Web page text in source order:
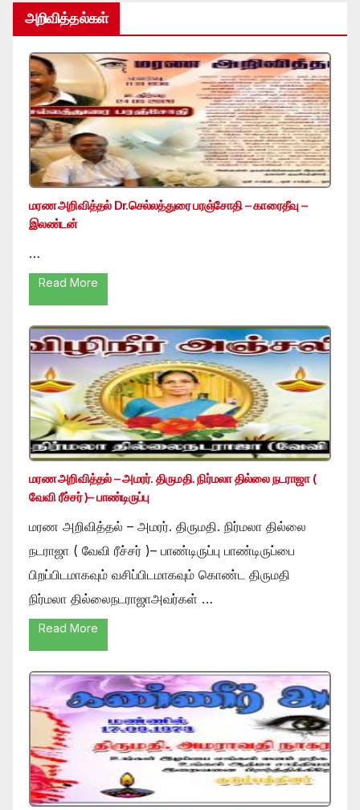
அறிவித்தல்கள்
மரண அறிவித்தல் Dr.செல்லத்துரை பரஞ்சோதி – காரைதீவு –
இலண்டன்
…
Read More
மரண அறிவித்தல் – அமரர். திருமதி. நிர்மலா தில்லை நடராஜா (
வேவி ரீச்சர் )– பாண்டிருப்பு
மரண அறிவித்தல் – அமரர். திருமதி. நிர்மலா தில்லை
நடராஜா ( வேவி ரீச்சர் )– பாண்டிருப்பு பாண்டிருப்பை
பிறப்பிடமாகவும் வசிப்பிடமாகவும் கொண்ட திருமதி
நிர்மலா தில்லைநடராஜாஅவர்கள் …
Read More